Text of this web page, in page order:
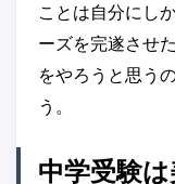
ことは自分にし
ーズを完遂させ
をやろうと思う
う。
中学受験